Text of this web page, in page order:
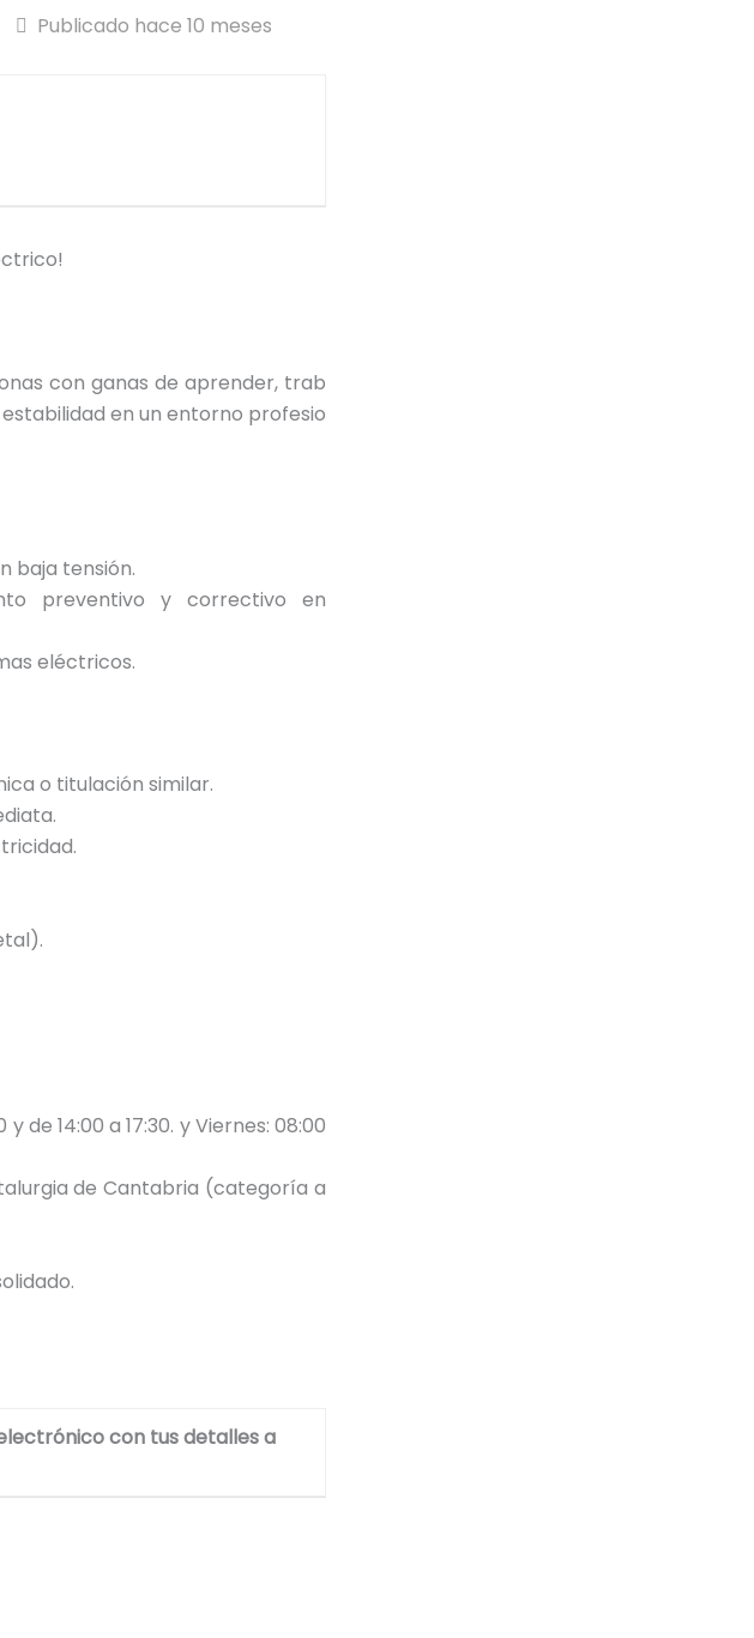
Publicado hace 10 meses
con ganas de aprender, trab
en un entorno profesio
baja tensión.
preventivo y correctivo en
eléctricos.
o titulación similar.
de 14:00 a 17:30. y Viernes: 08:00
de Cantabria (categoría a
con tus detalles a